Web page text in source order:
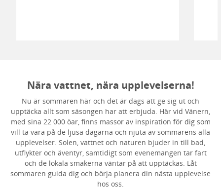
Nära vattnet, nära upplevelserna!
Nu är sommaren här och det är dags att ge sig ut och
upptäcka allt som säsongen har att erbjuda. Här vid Vänern,
med sina 22 000 öar, finns massor av inspiration för dig som
vill ta vara på de ljusa dagarna och njuta av sommarens alla
upplevelser. Solen, vattnet och naturen bjuder in till bad,
utflykter och äventyr, samtidigt som evenemangen tar fart
och de lokala smakerna väntar på att upptäckas. Låt
sommaren guida dig och börja planera din nästa upplevelse
hos oss.